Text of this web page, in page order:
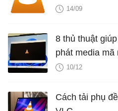
14/09
8 thủ thuật
phát media
10/12
Cách tải phụ